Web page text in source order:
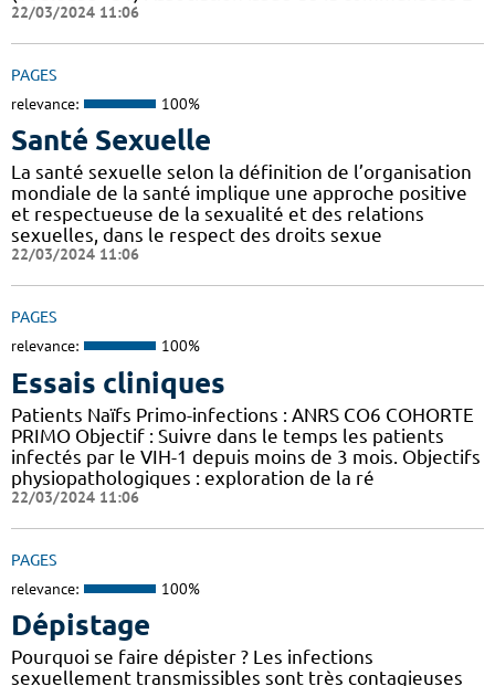
22/03/2024 11:06
PAGES
relevance: 100%
Santé Sexuelle
La santé sexuelle selon la définition de l’organisation
mondiale de la santé implique une approche positive
et respectueuse de la sexualité et des relations
sexuelles, dans le respect des droits sexue
22/03/2024 11:06
PAGES
relevance: 100%
Essais cliniques
Patients Naïfs Primo-infections : ANRS CO6 COHORTE
PRIMO Objectif : Suivre dans le temps les patients
infectés par le VIH-1 depuis moins de 3 mois. Objectifs
physiopathologiques : exploration de la ré
22/03/2024 11:06
PAGES
relevance: 100%
Dépistage
Pourquoi se faire dépister ? Les infections
sexuellement transmissibles sont très contagieuses